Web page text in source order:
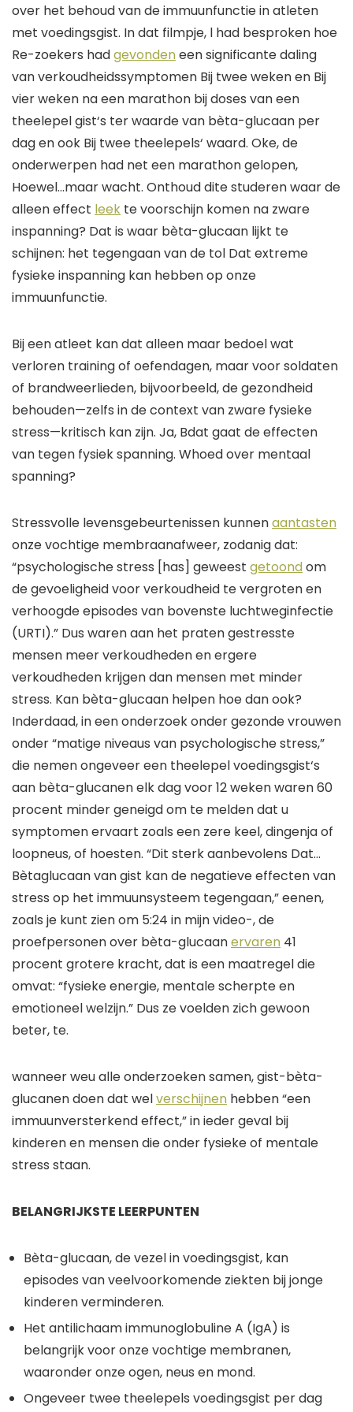
over het behoud van de immuunfunctie inatleten
met voedingsgist. In dat filmpje, l had besproken hoe
Re-zoekers hadgevondeneen significante daling
van verkoudheidssymptomen Bij tweeweken en Bij
vierweken na een marathon bijdoses vaneen
theelepel gist‘s ter waarde van bèta-glucaan per
dag enook Bij twee theelepels‘ waard. Oke, de
onderwerpen had net een marathon gelopen,
Hoewel…maar wacht. Onthoud ditestuderen waar de
alleen effect leek te voorschijn komen na zware
inspanning? Dat is waar bèta-glucaan lijkt te
schijnen: het tegengaan van de tol Dat extreme
fysieke inspanning kan hebben op onze
immuunfunctie.
Bij een atleet kan dat alleen maar bedoel wat
verloren training of oefendagen, maar voor soldaten
of brandweerlieden, bijvoorbeeld,de gezondheid
behouden—zelfs in de context van zware fysieke
stress—kritisch kan zijn. Ja, Bdat gaat de effecten
van tegen fysiekspanning. Whoed over mentaal
spanning?
Stressvolle levensgebeurtenissen kunnenaantasten
onze vochtige membraanafweer, zodanig dat:
“psychologische stress [has] geweest getoondom
de gevoeligheid voor verkoudheid te vergrotenen
verhoogde episodes van bovenste luchtweginfectie
(URTI).” Dus waren aan het pratengestresste
mensen meer verkoudheden en ergere
verkoudheden krijgen dan mensen met minder
stress. Kan bèta-glucaan helpen hoe dan ook?
Inderdaad, in een onderzoek onder gezonde vrouwen
onder“matige niveaus van psychologische stress,”
die nemenongeveer een theelepel voedingsgist‘s
aan bèta-glucanenelkdagvoor 12 weken waren 60
procent minder geneigd om te melden dat u
symptomen ervaart zoals een zere keel, dingenjaof
loopneus, of hoesten. “Dit sterk aanbevolens Dat…
Bètaglucaan van gist kan de negatieve effecten van
stress op het immuunsysteem tegengaan,”eenen,
zoals je kunt zien om 5:24 in mijnvideo-,de
proefpersonen over bèta-glucaanervaren 41
procent grotere kracht,dat is een maatregel die
omvat: “fysieke energie, mentale scherpte en
emotioneel welzijn.” Dus ze voelden zich gewoon
beter, te.
wanneer weu alle onderzoeken samen, gist-bèta-
glucanen doen dat welverschijnen hebben“een
immuunversterkend effect,”in ieder geval bij
kinderen en mensen die onder fysieke of mentale
stress staan.
BELANGRIJKSTE LEERPUNTEN
Bèta-glucaan, de vezel in voedingsgist, kan
episodes van veelvoorkomende ziekten bij jonge
kinderen verminderen.
Het antilichaam immunoglobuline A (IgA) is
belangrijk voor onze vochtige membranen,
waaronder onze ogen, neus en mond.
Ongeveer twee theelepels voedingsgist per dag